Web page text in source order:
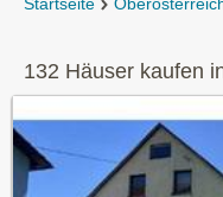
132 Häuser kaufen